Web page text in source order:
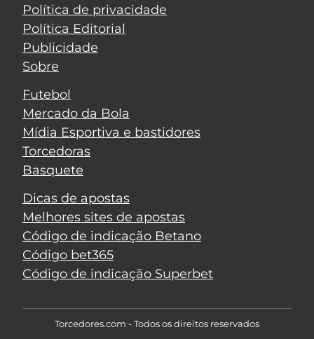
Política de privacidade
Política Editorial
Publicidade
Sobre
Futebol
Mercado da Bola
Mídia Esportiva e bastidores
Torcedoras
Basquete
Dicas de apostas
Melhores sites de apostas
Código de indicação Betano
Código bet365
Código de indicação Superbet
Torcedores.com - Todos os direitos reservados